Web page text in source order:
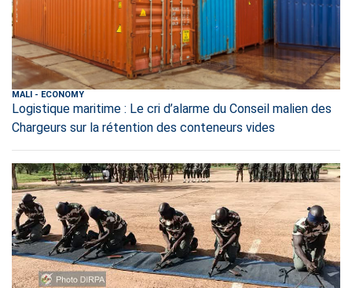
MALI - ECONOMY
Logistique maritime : Le cri d’alarme du Conseil malien des
Chargeurs sur la rétention des conteneurs vides